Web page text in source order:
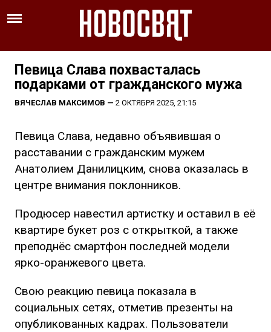
Певица Слава похвасталась
подарками от гражданского мужа
ВЯЧЕСЛАВ МАКСИМОВ — 2 ОКТЯБРЯ 2025, 21:15
Певица Слава, недавно объявившая о
расставании с гражданским мужем
Анатолием Данилицким, снова оказалась в
центре внимания поклонников.
Продюсер навестил артистку и оставил в её
квартире букет роз с открыткой, а также
преподнёс смартфон последней модели
ярко-оранжевого цвета.
Свою реакцию певица показала в
социальных сетях, отметив презенты на
опубликованных кадрах. Пользователи